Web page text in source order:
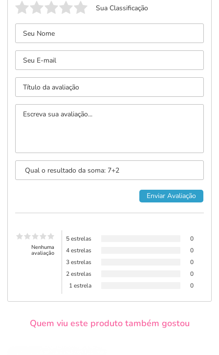
Sua Classificação
Nenhuma
avaliação
5 estrelas
0
4 estrelas
0
3 estrelas
0
2 estrelas
0
1 estrela
0
Quem viu este produto também gostou